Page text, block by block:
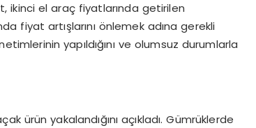
ikinci el araç fiyatlarında getirilen
fiyat artışlarını önlemek adına gerekli
yapıldığını ve olumsuz durumlarla
ürün yakalandığını açıkladı. Gümrüklerde